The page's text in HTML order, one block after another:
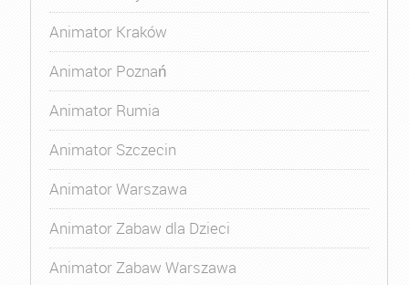
Animator Kraków
Animator Poznań
Animator Rumia
Animator Szczecin
Animator Warszawa
Animator Zabaw dla Dzieci
Animator Zabaw Warszawa